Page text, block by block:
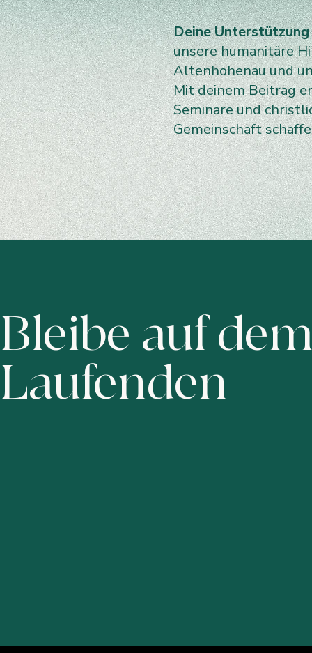
Deine
unsere humanitäre
Altenhohenau und
Mit deinem Beitrag
Seminare und
Gemeinschaft
Bleibe auf
Laufenden